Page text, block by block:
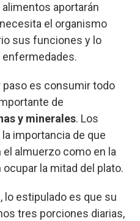
aportarán
el organismo
sus funciones y lo
enfermedades.
paso es consumir todo
de
y minerales. Los
importancia de que
almuerzo como en la
la mitad del plato.
lo estipulado es que su
tres porciones diarias,